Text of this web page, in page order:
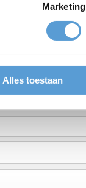
Marketing
Alles toestaan